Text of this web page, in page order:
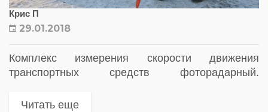
Крис П
29.01.2018
Комплекс измерения скорости движения
транспортных средств фоторадарный.
комплекс является оперативно-техническим
Читать еще